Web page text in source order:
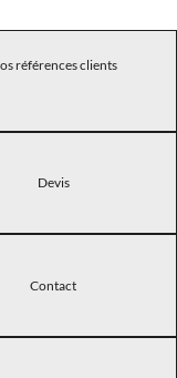
références clients
Devis
Contact